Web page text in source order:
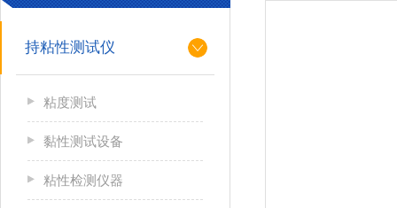
持粘性测试仪
粘度测试
黏性测试设备
粘性检测仪器